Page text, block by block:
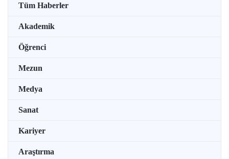
Tüm Haberler
Akademik
Öğrenci
Mezun
Medya
Sanat
Kariyer
Araştırma